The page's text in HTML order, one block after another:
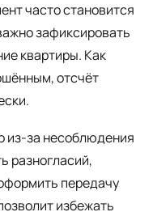
часто становится
зафиксировать
квартиры. Как
отсчёт
из-за несоблюдения
разногласий,
передачу
избежать